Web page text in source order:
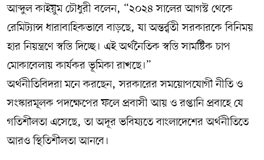
আব্দুল কাইয়ুম চৌধুরী বলেন, “২০২৪ সালের আগস্ট থেকে
রেমিট্যান্স ধারাবাহিকভাবে বাড়ছে, যা অন্তর্র্বতী সরকারকে বিনিময়
হার নিয়ন্ত্রণে স্বস্তি দিচ্ছে। এই অর্থনৈতিক স্বস্তি সামষ্টিক চাপ
মোকাবেলায় কার্যকর ভূমিকা রাখছে।”
অর্থনীতিবিদরা মনে করছেন, সরকারের সময়োপযোগী নীতি ও
সংস্কারমূলক পদক্ষেপের ফলে প্রবাসী আয় ও রপ্তানি প্রবাহে যে
গতিশীলতা এসেছে, তা অদূর ভবিষ্যতে বাংলাদেশের অর্থনীতিতে
আরও স্থিতিশীলতা আনবে।